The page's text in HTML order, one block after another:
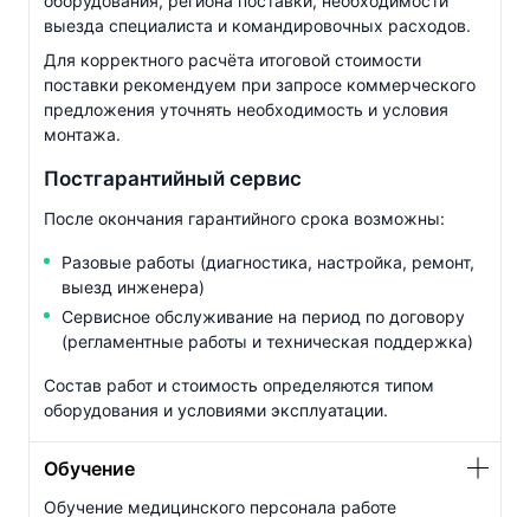
выезда специалиста и командировочных расходов.
Для корректного расчёта итоговой стоимости
поставки рекомендуем при запросе коммерческого
предложения уточнять необходимость и условия
монтажа.
Постгарантийный сервис
После окончания гарантийного срока возможны:
Разовые работы (диагностика, настройка, ремонт,
выезд инженера)
Сервисное обслуживание на период по договору
(регламентные работы и техническая поддержка)
Состав работ и стоимость определяются типом
оборудования и условиями эксплуатации.
Обучение
Обучение медицинского персонала работе